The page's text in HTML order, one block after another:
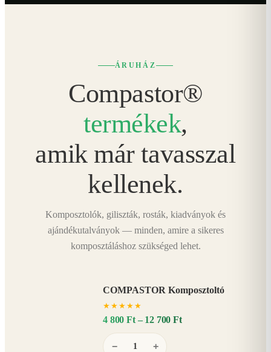
ÁRUHÁZ
Compastor®
termékek,
amik már tavasszal
kellenek.
Komposztolók, giliszták, rosták, kiadványok és
ajándékutalványok — minden, amire a sikeres
komposztáláshoz szükséged lehet.
COMPASTOR Komposztoltó
★ ★ ★ ★ ★
4 800 Ft – 12 700 Ft
− +